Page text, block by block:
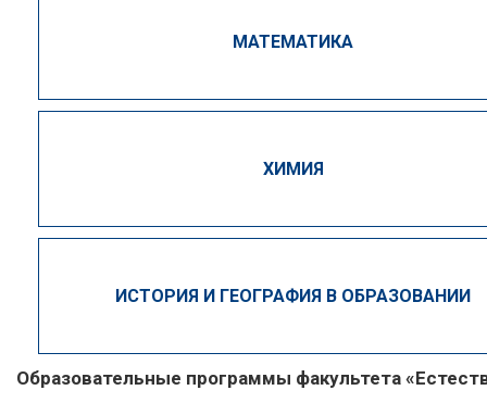
МАТЕМАТИКА
ХИМИЯ
ИСТОРИЯ И ГЕОГРАФИЯ В ОБРАЗОВАНИИ
Образовательные программы факультета